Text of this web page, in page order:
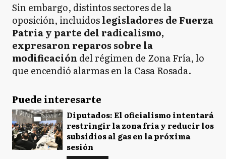
Sin embargo, distintos sectores de la
oposición, incluidoslegisladores de Fuerza
Patria y parte del radicalismo,
expresaron reparos sobre la
modificación del régimen de Zona Fría, lo
que encendió alarmas en la Casa Rosada.
Puede interesarte
Diputados: El oficialismo intentará
restringir la zona fría y reducir los
subsidios al gas en la próxima
sesión